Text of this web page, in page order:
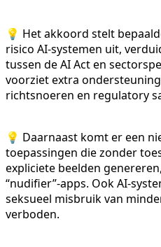
💡 Het akkoord stelt
risico AI-systemen uit,
tussen de AI Act en
voorziet extra
richtsnoeren en regulatory
💡 Daarnaast komt er een
toepassingen die zonder
expliciete beelden
“nudifier”-apps. Ook AI-
seksueel misbruik van
verboden.